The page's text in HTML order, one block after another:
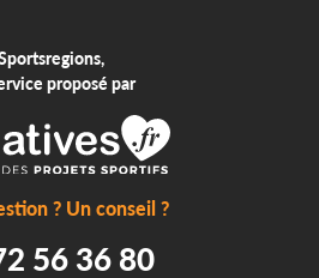
proposé par
? Un conseil ?
56 36 80